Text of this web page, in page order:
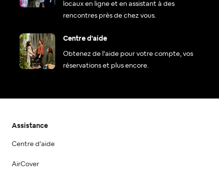
locaux en ligne et en assistant à des
rencontres près de chez vous.
Centre d'aide
Obtenez de l'aide pour votre compte, vos
réservations et plus encore.
Assistance
Centre d'aide
AirCover